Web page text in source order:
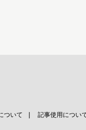
ついて 記事使用につい